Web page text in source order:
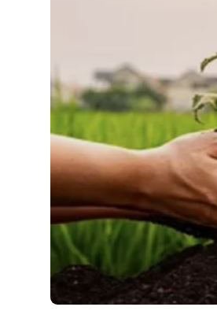
Shqip